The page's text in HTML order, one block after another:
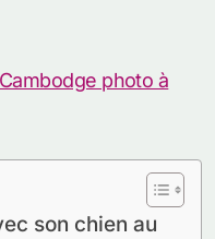
son chien au